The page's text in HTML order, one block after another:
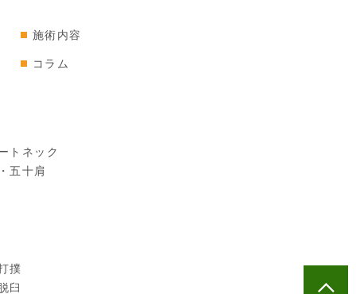
施術内容
コラム
トネック
五十肩
撲
臼